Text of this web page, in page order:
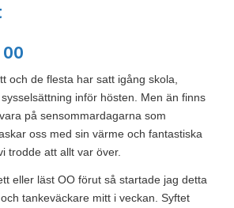
och de flesta har satt igång skola,
inför hösten. Men än finns
på sensommardagarna som
oss med sin värme och fantastiska
trodde att allt var över.
eller läst OO förut så startade jag detta
tankeväckare mitt i veckan. Syftet